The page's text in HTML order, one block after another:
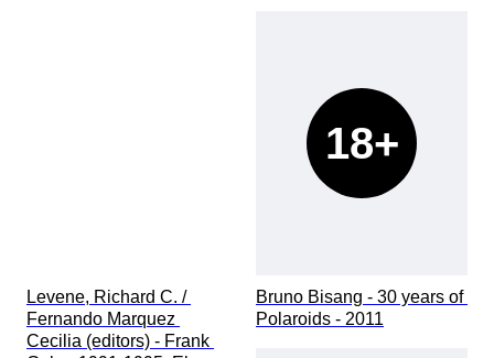
Levene, Richard C. /
Fernando Marquez
Cecilia (editors) - Frank
18+
Bruno Bisang - 30 years of
Polaroids - 2011